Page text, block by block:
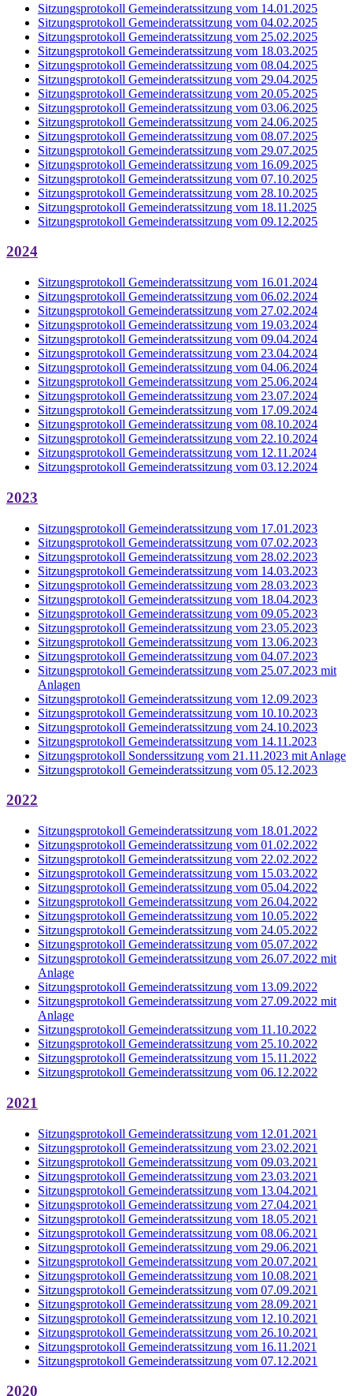
Sitzungsprotokoll Gemeinderatssitzung vom 14.01.2025
Sitzungsprotokoll Gemeinderatssitzung vom 04.02.2025
Sitzungsprotokoll Gemeinderatssitzung vom 25.02.2025
Sitzungsprotokoll Gemeinderatssitzung vom 18.03.2025
Sitzungsprotokoll Gemeinderatssitzung vom 08.04.2025
Sitzungsprotokoll Gemeinderatssitzung vom 29.04.2025
Sitzungsprotokoll Gemeinderatssitzung vom 20.05.2025
Sitzungsprotokoll Gemeinderatssitzung vom 03.06.2025
Sitzungsprotokoll Gemeinderatssitzung vom 24.06.2025
Sitzungsprotokoll Gemeinderatssitzung vom 08.07.2025
Sitzungsprotokoll Gemeinderatssitzung vom 29.07.2025
Sitzungsprotokoll Gemeinderatssitzung vom 16.09.2025
Sitzungsprotokoll Gemeinderatssitzung vom 07.10.2025
Sitzungsprotokoll Gemeinderatssitzung vom 28.10.2025
Sitzungsprotokoll Gemeinderatssitzung vom 18.11.2025
Sitzungsprotokoll Gemeinderatssitzung vom 09.12.2025
2024
Sitzungsprotokoll Gemeinderatssitzung vom 16.01.2024
Sitzungsprotokoll Gemeinderatssitzung vom 06.02.2024
Sitzungsprotokoll Gemeinderatssitzung vom 27.02.2024
Sitzungsprotokoll Gemeinderatssitzung vom 19.03.2024
Sitzungsprotokoll Gemeinderatssitzung vom 09.04.2024
Sitzungsprotokoll Gemeinderatssitzung vom 23.04.2024
Sitzungsprotokoll Gemeinderatssitzung vom 04.06.2024
Sitzungsprotokoll Gemeinderatssitzung vom 25.06.2024
Sitzungsprotokoll Gemeinderatssitzung vom 23.07.2024
Sitzungsprotokoll Gemeinderatssitzung vom 17.09.2024
Sitzungsprotokoll Gemeinderatssitzung vom 08.10.2024
Sitzungsprotokoll Gemeinderatssitzung vom 22.10.2024
Sitzungsprotokoll Gemeinderatssitzung vom 12.11.2024
Sitzungsprotokoll Gemeinderatssitzung vom 03.12.2024
2023
Sitzungsprotokoll Gemeinderatssitzung vom 17.01.2023
Sitzungsprotokoll Gemeinderatssitzung vom 07.02.2023
Sitzungsprotokoll Gemeinderatssitzung vom 28.02.2023
Sitzungsprotokoll Gemeinderatssitzung vom 14.03.2023
Sitzungsprotokoll Gemeinderatssitzung vom 28.03.2023
Sitzungsprotokoll Gemeinderatssitzung vom 18.04.2023
Sitzungsprotokoll Gemeinderatssitzung vom 09.05.2023
Sitzungsprotokoll Gemeinderatssitzung vom 23.05.2023
Sitzungsprotokoll Gemeinderatssitzung vom 13.06.2023
Sitzungsprotokoll Gemeinderatssitzung vom 04.07.2023
Sitzungsprotokoll Gemeinderatssitzung vom 25.07.2023 mit
Anlagen
Sitzungsprotokoll Gemeinderatssitzung vom 12.09.2023
Sitzungsprotokoll Gemeinderatssitzung vom 10.10.2023
Sitzungsprotokoll Gemeinderatssitzung vom 24.10.2023
Sitzungsprotokoll Gemeinderatssitzung vom 14.11.2023
Sitzungsprotokoll Sonderssitzung vom 21.11.2023 mit Anlage
Sitzungsprotokoll Gemeinderatssitzung vom 05.12.2023
2022
Sitzungsprotokoll Gemeinderatssitzung vom 18.01.2022
Sitzungsprotokoll Gemeinderatssitzung vom 01.02.2022
Sitzungsprotokoll Gemeinderatssitzung vom 22.02.2022
Sitzungsprotokoll Gemeinderatssitzung vom 15.03.2022
Sitzungsprotokoll Gemeinderatssitzung vom 05.04.2022
Sitzungsprotokoll Gemeinderatssitzung vom 26.04.2022
Sitzungsprotokoll Gemeinderatssitzung vom 10.05.2022
Sitzungsprotokoll Gemeinderatssitzung vom 24.05.2022
Sitzungsprotokoll Gemeinderatssitzung vom 05.07.2022
Sitzungsprotokoll Gemeinderatssitzung vom 26.07.2022 mit
Anlage
Sitzungsprotokoll Gemeinderatssitzung vom 13.09.2022
Sitzungsprotokoll Gemeinderatssitzung vom 27.09.2022 mit
Anlage
Sitzungsprotokoll Gemeinderatssitzung vom 11.10.2022
Sitzungsprotokoll Gemeinderatssitzung vom 25.10.2022
Sitzungsprotokoll Gemeinderatssitzung vom 15.11.2022
Sitzungsprotokoll Gemeinderatssitzung vom 06.12.2022
2021
Sitzungsprotokoll Gemeinderatssitzung vom 12.01.2021
Sitzungsprotokoll Gemeinderatssitzung vom 23.02.2021
Sitzungsprotokoll Gemeinderatssitzung vom 09.03.2021
Sitzungsprotokoll Gemeinderatssitzung vom 23.03.2021
Sitzungsprotokoll Gemeinderatssitzung vom 13.04.2021
Sitzungsprotokoll Gemeinderatssitzung vom 27.04.2021
Sitzungsprotokoll Gemeinderatssitzung vom 18.05.2021
Sitzungsprotokoll Gemeinderatssitzung vom 08.06.2021
Sitzungsprotokoll Gemeinderatssitzung vom 29.06.2021
Sitzungsprotokoll Gemeinderatssitzung vom 20.07.2021
Sitzungsprotokoll Gemeinderatssitzung vom 10.08.2021
Sitzungsprotokoll Gemeinderatssitzung vom 07.09.2021
Sitzungsprotokoll Gemeinderatssitzung vom 28.09.2021
Sitzungsprotokoll Gemeinderatssitzung vom 12.10.2021
Sitzungsprotokoll Gemeinderatssitzung vom 26.10.2021
Sitzungsprotokoll Gemeinderatssitzung vom 16.11.2021
Sitzungsprotokoll Gemeinderatssitzung vom 07.12.2021
2020